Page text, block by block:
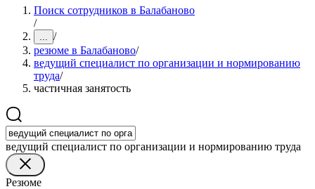
Поиск сотрудников в Балабаново
/
... /
резюме в Балабаново/
ведущий специалист по организации и нормированию
труда/
частичная занятость
ведущий специалист по организации и нормированию труда
Резюме